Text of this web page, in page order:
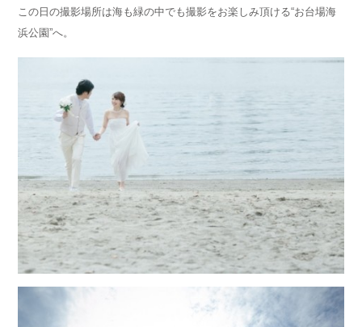
この日の撮影場所は海も緑の中でも撮影をお楽しみ頂ける“お台場海
浜公園”へ。